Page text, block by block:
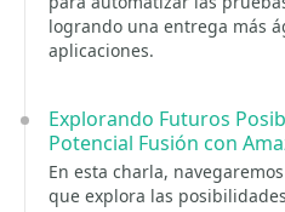
logrando una entrega más
aplicaciones.
Explorando Futuros
Potencial Fusión con
En esta charla,
que explora las